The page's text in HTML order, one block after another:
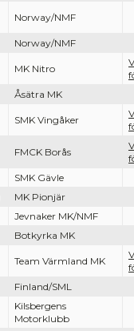
Norway/NMF
Norway/NMF
MK Nitro
Åsätra MK
SMK Vingåker
FMCK Borås
SMK Gävle
MK Pionjär
Jevnaker MK/NMF
Botkyrka MK
Team Värmland MK
Finland/SML
Kilsbergens
Motorklubb